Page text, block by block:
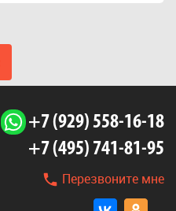
+7 (929) 558-16-18
+7 (495) 741-81-95
Перезвоните мне